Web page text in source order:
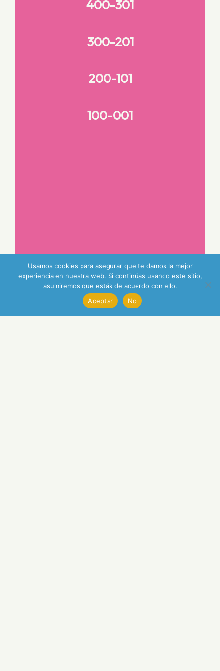
400-301
300-201
200-101
100-001
Usamos cookies para asegurar que te damos la mejor
experiencia en nuestra web. Si continúas usando este sitio,
asumiremos que estás de acuerdo con ello.
Aceptar
No